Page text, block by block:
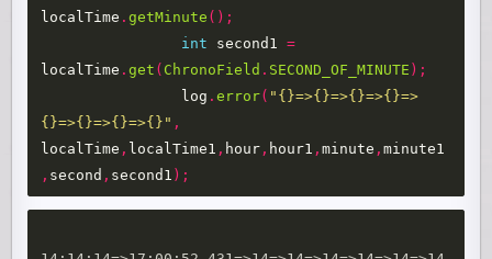
localTime .getMinute ();
int
second1
=
localTime .get ( ChronoField . SECOND_OF_MINUTE );
log .error( "{}=>{}=>{}=>{}=>
{}=>{}=>{}=>{}" ,
localTime , localTime1 , hour , hour1 ,minute ,minute1
, second , second1 );